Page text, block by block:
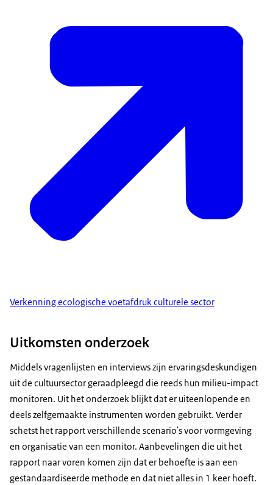
Verkenning ecologische voetafdruk culturele sector
Uitkomsten onderzoek
Middels vragenlijsten en interviews zijn ervaringsdeskundigen
uit de cultuursector geraadpleegd die reeds hun milieu-impact
monitoren. Uit het onderzoek blijkt dat er uiteenlopende en
deels zelfgemaakte instrumenten worden gebruikt. Verder
schetst het rapport verschillende scenario's voor vormgeving
en organisatie van een monitor. Aanbevelingen die uit het
rapport naar voren komen zijn dat er behoefte is aan een
gestandaardiseerde methode en dat niet alles in 1 keer hoeft.